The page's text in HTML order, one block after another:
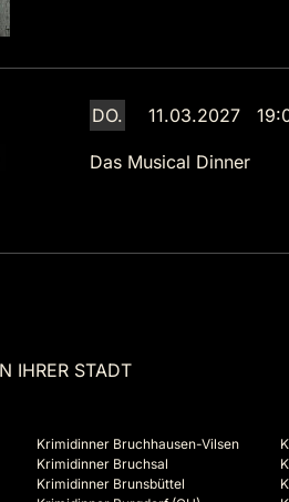
DO. 11.03.2027
Das Musical Dinner
IHRER STADT
Krimidinner Bruchhausen-Vilsen
Krimidinner Bruchsal
Krimidinner Brunsbüttel